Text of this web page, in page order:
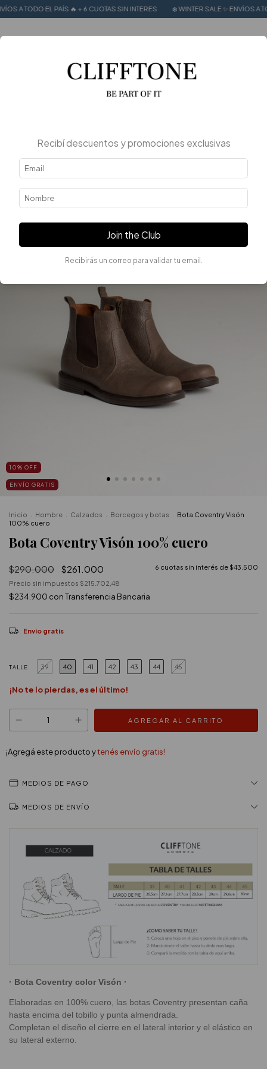
PAÍS 🔥 + 6 CUOTAS SIN INTERES ❄️ WINTER SALE ✨ ENVÍOS A TODO EL PAÍS
10% OFF
ENVÍO GRATIS
Inicio Hombre Calzados Borcegos y botas
Bota Coventry Visón
100% cuero
Bota Coventry Visón 100% cuero
$290.000 $261.000 6 cuotas sin interés de $43.500
Precio sin impuestos $215.702,48
$234.900 conTransferencia Bancaria
Envío gratis
TALLE 39 40 41 42 43 44 45
¡No te lo pierdas, es el último!
¡Agregá este producto ytenés envío gratis!
MEDIOS DE PAGO
MEDIOS DE ENVÍO
· Bota Coventry color Visón ·
Elaboradas en 100% cuero, las botas Coventry presentan caña
hasta encima del tobillo y punta almendrada.
Completan el diseño el cierre en el lateral interior y el elástico en
su lateral externo.
Recibí descuentos y promociones exclusivas
Join the Club
Recibirás un correo para validar tu email.